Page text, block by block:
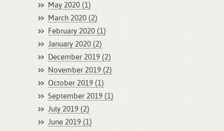
May 2020 (1)
March 2020 (2)
February 2020 (1)
January 2020 (2)
December 2019 (2)
November 2019 (2)
October 2019 (1)
September 2019 (1)
July 2019 (2)
June 2019 (1)